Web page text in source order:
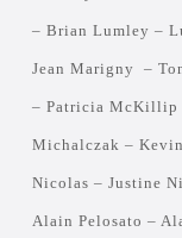
– Brian Lumley –
Jean Marigny –
– Patricia McKillip
Michalczak –
Nicolas – Justine
Alain Pelosato –